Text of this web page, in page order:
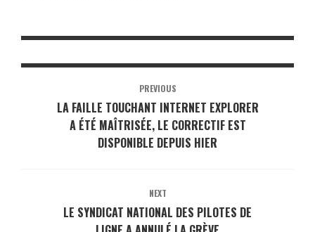
PREVIOUS
LA FAILLE TOUCHANT INTERNET EXPLORER
A ÉTÉ MAÎTRISÉE, LE CORRECTIF EST
DISPONIBLE DEPUIS HIER
NEXT
LE SYNDICAT NATIONAL DES PILOTES DE